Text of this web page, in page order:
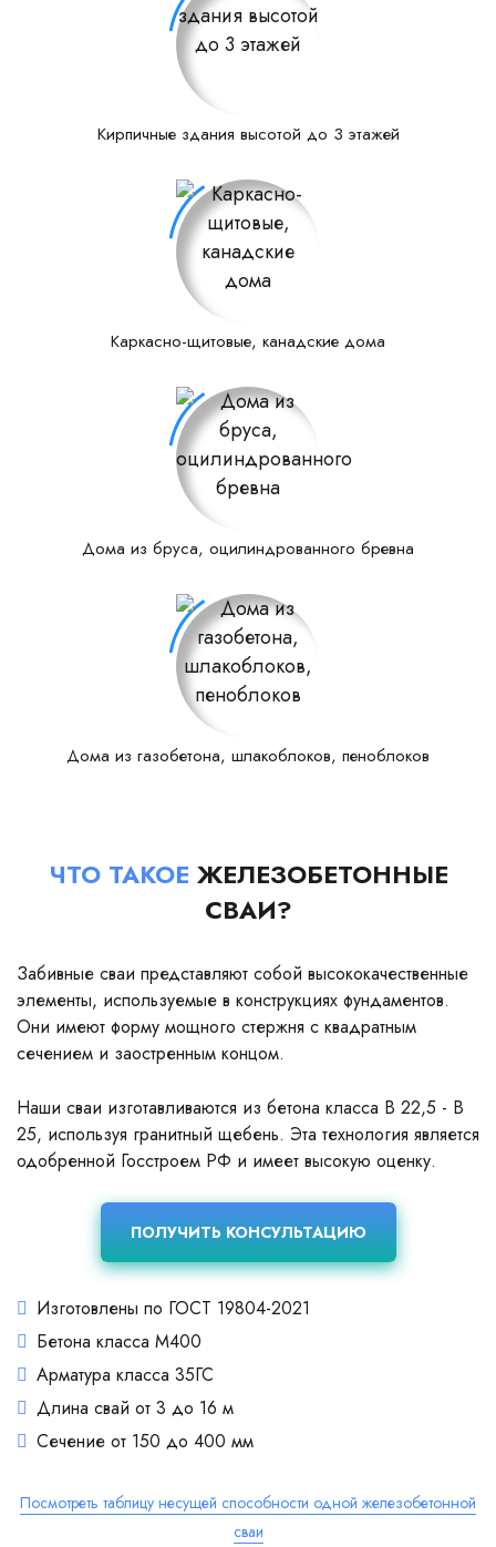
Кирпичные здания высотой до 3 этажей
Каркасно-щитовые, канадские дома
Дома из бруса, оцилиндрованного бревна
Дома из газобетона, шлакоблоков, пеноблоков
ЧТО ТАКОЕ ЖЕЛЕЗОБЕТОННЫЕ
СВАИ?
Забивные сваи представляют собой высококачественные
элементы, используемые в конструкциях фундаментов.
Они имеют форму мощного стержня с квадратным
сечением и заостренным концом.
Наши сваи изготавливаются из бетона класса В 22,5 - В
25, используя гранитный щебень. Эта технология является
одобренной Госстроем РФ и имеет высокую оценку.
ПОЛУЧИТЬ КОНСУЛЬТАЦИЮ
Изготовлены по ГОСТ 19804-2021
Бетона класса М400
Арматура класса 35ГС
Длина свай от 3 до 16 м
Сечение от 150 до 400 мм
Посмотреть таблицу несущей способности одной железобетонной
сваи